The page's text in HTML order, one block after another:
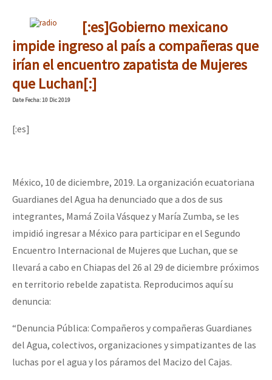
[:es]Gobierno mexicano
impide ingreso al país a compañeras que
irían el encuentro zapatista de Mujeres
que Luchan[:]
DateFecha: 10 Dic 2019
[:es]
México, 10 de diciembre, 2019. La organización ecuatoriana
Guardianes del Agua ha denunciado que a dos de sus
integrantes, Mamá Zoila Vásquez y María Zumba, se les
impidió ingresar a México para participar en el Segundo
Encuentro Internacional de Mujeres que Luchan, que se
llevará a cabo en Chiapas del 26 al 29 de diciembre próximos
en territorio rebelde zapatista. Reproducimos aquí su
denuncia:
“Denuncia Pública: Compañeros y compañeras Guardianes
del Agua, colectivos, organizaciones y simpatizantes de las
luchas por el agua y los páramos del Macizo del Cajas.